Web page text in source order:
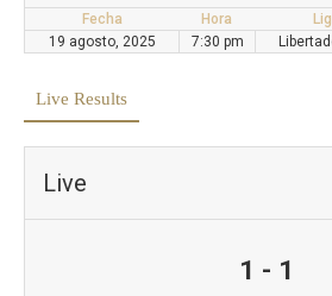
Fecha Hora
19 agosto, 2025
7:30 pm
Live Results
Live
1 - 1